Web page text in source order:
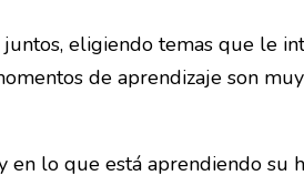
eligiendo temas que le
de aprendizaje son muy
lo que está aprendiendo su